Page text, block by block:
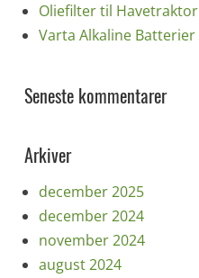
Oliefilter til Havetraktor
Varta Alkaline Batterier
Seneste kommentarer
Arkiver
december 2025
december 2024
november 2024
august 2024